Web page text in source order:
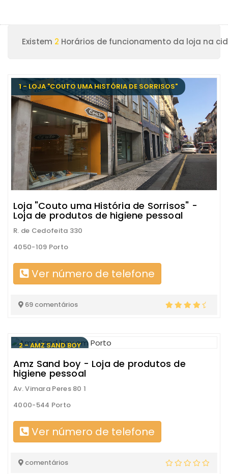
Existem 2 Horários de funcionamento da loja na
1 - LOJA "COUTO UMA HISTÓRIA DE SORRISOS"
Loja "Couto uma História de Sorrisos" -
Loja de produtos de higiene pessoal
R. de Cedofeita 330
4050-109 Porto
Ver número de telefone
69 comentários
2 - AMZ SAND BOY
Amz Sand boy - Loja de produtos de
higiene pessoal
Av. Vimara Peres 80 1
4000-544 Porto
Ver número de telefone
comentários